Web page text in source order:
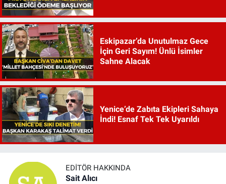
Eskipazar’da Unutulmaz Gece
İçin Geri Sayım! Ünlü İsimler
Sahne Alacak
Yenice’de Zabıta Ekipleri Sahaya
İndi! Esnaf Tek Tek Uyarıldı
EDITÖR HAKKINDA
Sait Alıcı